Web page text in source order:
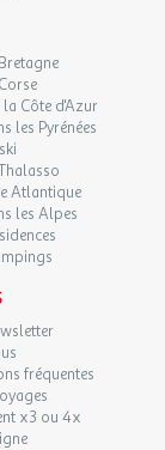
authenticité,
reconnu par
Hébergement
aux alentours :
12/09/2026
Retour le
Retour le
14/09/2026
Retour le
16/09/2026
Côte d'Azur
les Pyrénées
Atlantique
les Alpes
fréquentes
x3 ou 4x